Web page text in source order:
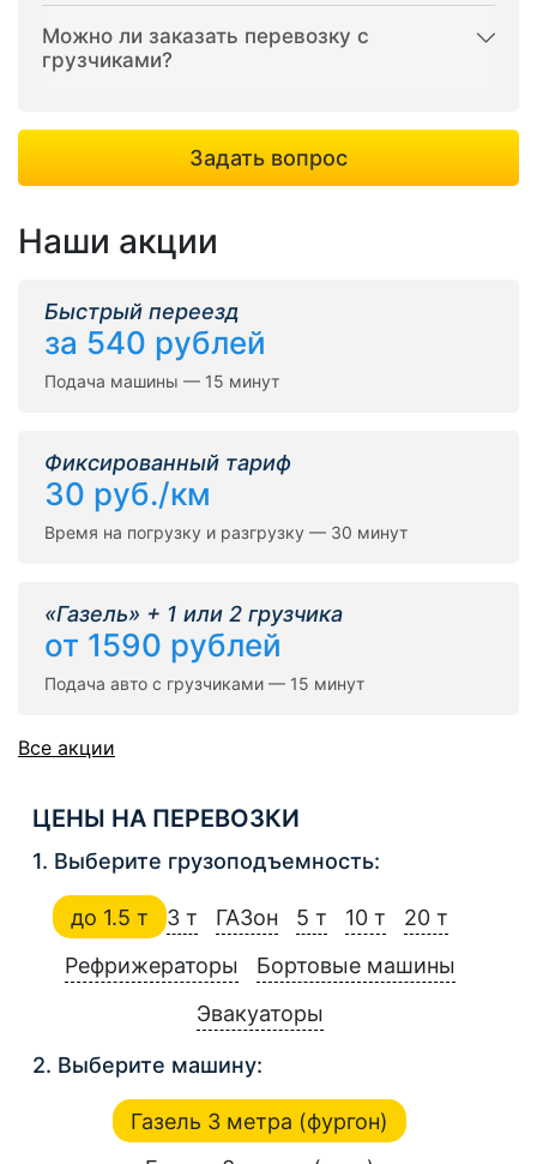
Можно ли заказать перевозку с
грузчиками?
Задать вопрос
Наши акции
Быстрый переезд
за 540 рублей
Подача машины — 15 минут
Фиксированный тариф
30 руб./км
Время на погрузку и разгрузку — 30 минут
«Газель» + 1 или 2 грузчика
от 1590 рублей
Подача авто с грузчиками — 15 минут
Все акции
ЦЕНЫ НА ПЕРЕВОЗКИ
1. Выберите грузоподъемность:
до 1.5 т 3 т ГАЗон 5 т 10 т
20 т
Рефрижераторы
Бортовые машины
Эвакуаторы
2. Выберите машину:
Газель 3 метра (фургон)